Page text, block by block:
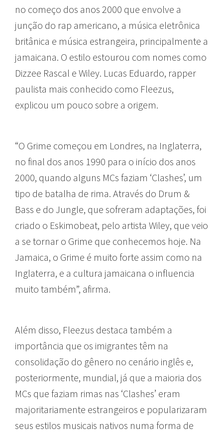
no começo dos anos 2000 que envolve a
junção do rap americano, a música eletrônica
britânica e música estrangeira, principalmente a
jamaicana. O estilo estourou com nomes como
Dizzee Rascal e Wiley. Lucas Eduardo, rapper
paulista mais conhecido como Fleezus,
explicou um pouco sobre a origem.
“O Grime começou em Londres, na Inglaterra,
no final dos anos 1990 para o início dos anos
2000, quando alguns MCs faziam ‘Clashes’, um
tipo de batalha de rima. Através do Drum &
Bass e do Jungle, que sofreram adaptações, foi
criado o Eskimobeat, pelo artista Wiley, que veio
a se tornar o Grime que conhecemos hoje. Na
Jamaica, o Grime é muito forte assim como na
Inglaterra, e a cultura jamaicana o influencia
muito também”, afirma.
Além disso, Fleezus destaca também a
importância que os imigrantes têm na
consolidação do gênero no cenário inglês e,
posteriormente, mundial, já que a maioria dos
MCs que faziam rimas nas ‘Clashes’ eram
majoritariamente estrangeiros e popularizaram
seus estilos musicais nativos numa forma de